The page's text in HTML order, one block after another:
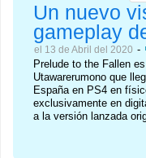
Un nuevo
gameplay
el 13 de Abril del 2020 -
Prelude to the Fallen
Utawarerumono que
España en PS4 en
exclusivamente en
a la versión lanzada